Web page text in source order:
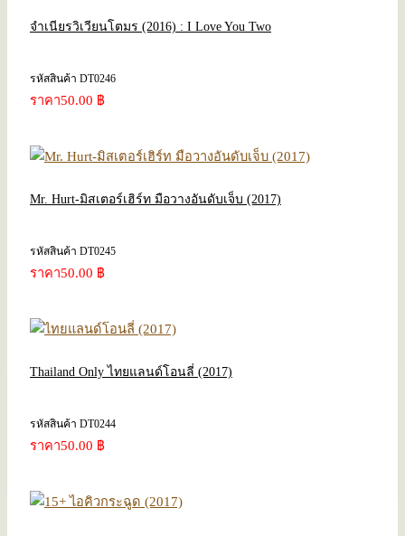
จำเนียรวิเวียนโตมร (2016) : I Love You Two
รหัสสินค้า DT0246
ราคา50.00 ฿
Mr. Hurt-มิสเตอร์เฮิร์ท มือวางอันดับเจ็บ (2017)
รหัสสินค้า DT0245
ราคา50.00 ฿
Thailand Only ไทยแลนด์โอนลี่ (2017)
รหัสสินค้า DT0244
ราคา50.00 ฿